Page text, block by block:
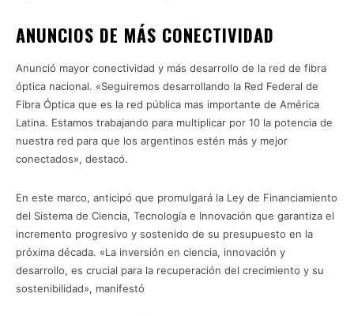
ANUNCIOS DE MÁS CONECTIVIDAD
Anunció mayor conectividad y más desarrollo de la red de fibra
óptica nacional. «Seguiremos desarrollando la Red Federal de
Fibra Óptica que es la red pública mas importante de América
Latina. Estamos trabajando para multiplicar por 10 la potencia de
nuestra red para que los argentinos estén más y mejor
conectados», destacó.
En este marco, anticipó que promulgará la Ley de Financiamiento
del Sistema de Ciencia, Tecnología e Innovación que garantiza el
incremento progresivo y sostenido de su presupuesto en la
próxima década. «La inversión en ciencia, innovación y
desarrollo, es crucial para la recuperación del crecimiento y su
sostenibilidad», manifestó